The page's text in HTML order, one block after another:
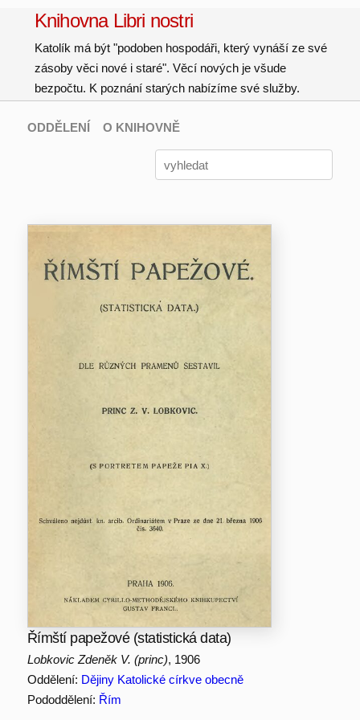
Knihovna Libri nostri
Katolík má být "podoben hospodáři, který vynáší ze své
zásoby věci nové i staré". Věcí nových je všude
bezpočtu. K poznání starých nabízíme své služby.
ODDĚLENÍ O KNIHOVNĚ
Římští papežové (statistická data)
Lobkovic Zdeněk V. (princ), 1906
Oddělení: Dějiny Katolické církve obecně
Pododdělení: Řím